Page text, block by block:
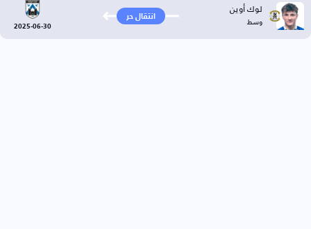
لوك أوين
وسط انتقال حر
2025-06-30